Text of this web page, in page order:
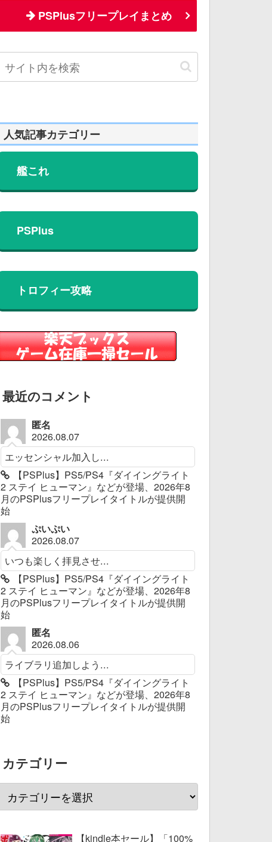
PSPlusフリープレイまとめ
人気記事カテゴリー
艦これ
PSPlus
トロフィー攻略
最近のコメント
匿名
2026.08.07
エッセンシャル加入し...
【PSPlus】PS5/PS4『ダイイングライト
2 ステイ ヒューマン』などが登場、2026年8
月のPSPlusフリープレイタイトルが提供開
始
ぷいぷい
2026.08.07
いつも楽しく拝見させ...
【PSPlus】PS5/PS4『ダイイングライト
2 ステイ ヒューマン』などが登場、2026年8
月のPSPlusフリープレイタイトルが提供開
始
匿名
2026.08.06
ライブラリ追加しよう...
【PSPlus】PS5/PS4『ダイイングライト
2 ステイ ヒューマン』などが登場、2026年8
月のPSPlusフリープレイタイトルが提供開
始
カテゴリー
【kindle本セール】「100%